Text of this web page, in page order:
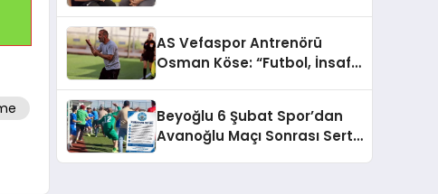
AS Vefaspor Antrenörü
Osman Köse: “Futbol, İnsafı
Beyoğlu 6 Şubat Spor’dan
Avanoğlu Maçı Sonrası Sert